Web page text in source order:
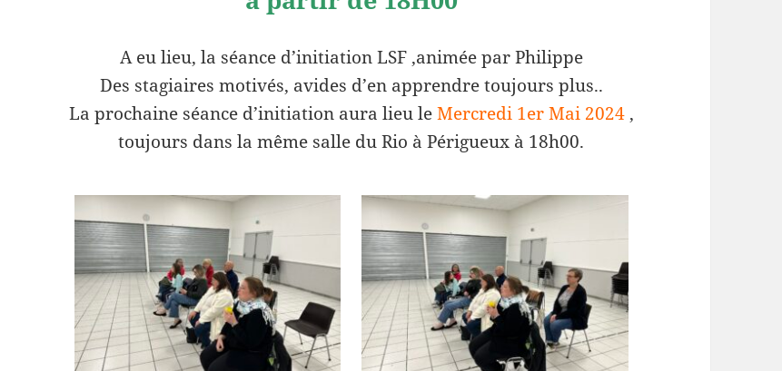
A eu lieu, la séance d’initiation LSF ,animée par Philippe
Des stagiaires motivés, avides d’en apprendre toujours plus..
La prochaine séance d’initiation aura lieu leMercredi 1er Mai 2024,
toujours dans la même salle du Rio à Périgueux à 18h00.